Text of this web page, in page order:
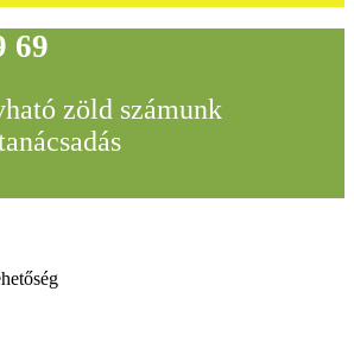
69
zöld számunk